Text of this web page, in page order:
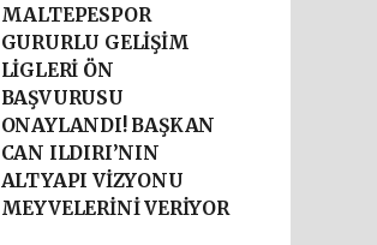
MALTEPESPOR
GURURLU GELİŞİM
LİGLERİ ÖN
BAŞVURUSU
ONAYLANDI! BAŞKAN
CAN ILDIRI’NIN
ALTYAPI VİZYONU
MEYVELERİNİ VERİYOR